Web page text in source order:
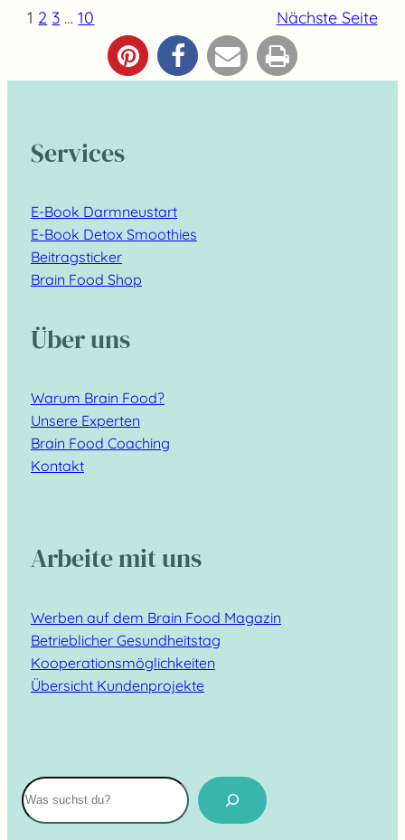
1 2 3 … 10 Nächste Seite
Services
E-Book Darmneustart
E-Book Detox Smoothies
Beitragsticker
Brain Food Shop
Über uns
Warum Brain Food?
Unsere Experten
Brain Food Coaching
Kontakt
Arbeite mit uns
Werben auf dem Brain Food Magazin
Betrieblicher Gesundheitstag
Kooperationsmöglichkeiten
Übersicht Kundenprojekte
Suchen